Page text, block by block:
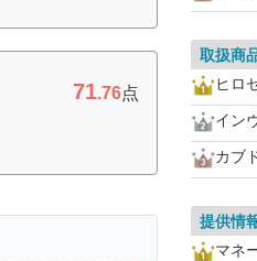
71.76点
取扱商
ヒロ
イン
カブ
提供情
マネ